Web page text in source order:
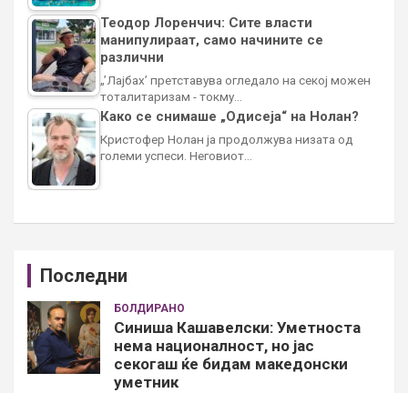
Теодор Лоренчич: Сите власти
манипулираат, само начините се
различни
„’Лајбах’ претставува огледало на секој можен
тоталитаризам - токму…
Како се снимаше „Одисеја“ на Нолан?
Кристофер Нолан ја продолжува низата од
големи успеси. Неговиот…
Последни
БОЛДИРАНО
Синиша Кашавелски: Уметноста
нема националност, но јас
секогаш ќе бидам македонски
уметник